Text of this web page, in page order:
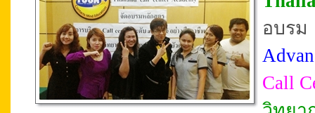
อบรม
Call